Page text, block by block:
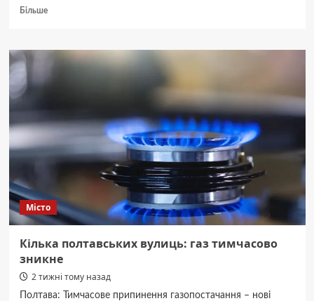
БільшеДокладніше
диво
з
поверху!
Місто
Кілька полтавських вулиць: газ тимчасово
зникне
2 тижні тому назад
Полтава: Тимчасове припинення газопостачання – нові